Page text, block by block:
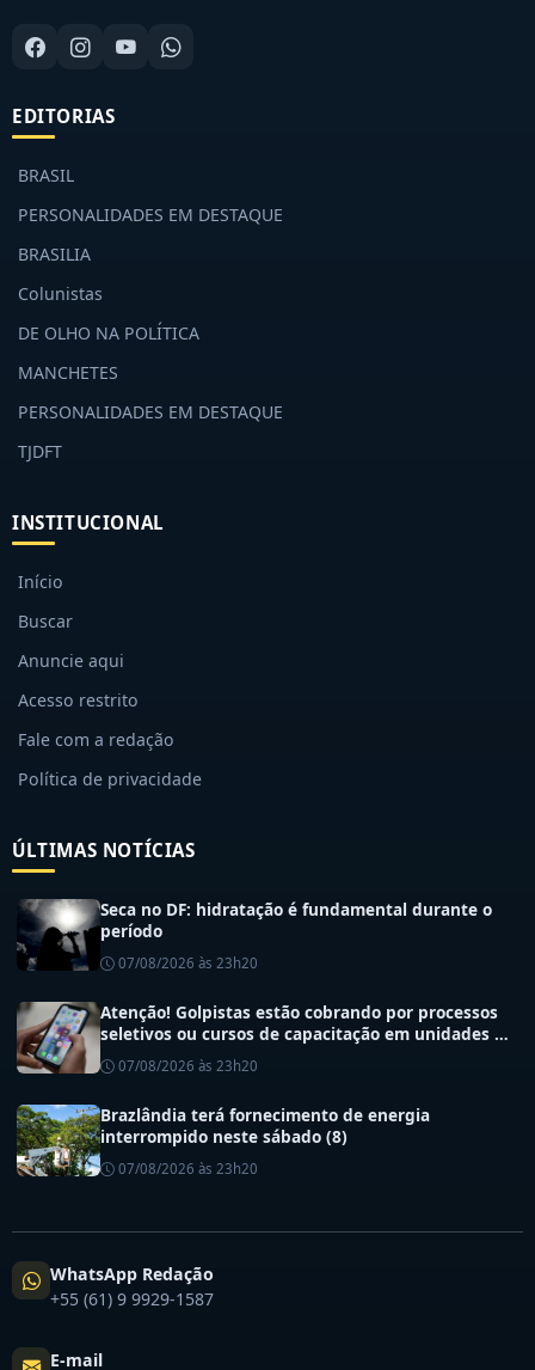
EDITORIAS
BRASIL
PERSONALIDADES EM DESTAQUE
BRASILIA
Colunistas
DE OLHO NA POLÍTICA
MANCHETES
PERSONALIDADES EM DESTAQUE
TJDFT
INSTITUCIONAL
Início
Buscar
Anuncie aqui
Acesso restrito
Fale com a redação
Política de privacidade
ÚLTIMAS NOTÍCIAS
Seca no DF: hidratação é fundamental durante o
período
07/08/2026 às 23h20
Atenção! Golpistas estão cobrando por processos
seletivos ou cursos de capacitação em unidades de
07/08/2026 às 23h20
Brazlândia terá fornecimento de energia
interrompido neste sábado (8)
07/08/2026 às 23h20
WhatsApp Redação
+55 (61) 9 9929-1587
E-mail